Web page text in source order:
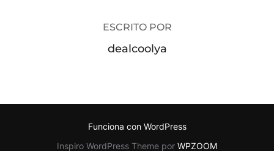
ESCRITO POR
dealcoolya
Funciona con WordPress
Inspiro WordPress Theme por WPZOOM